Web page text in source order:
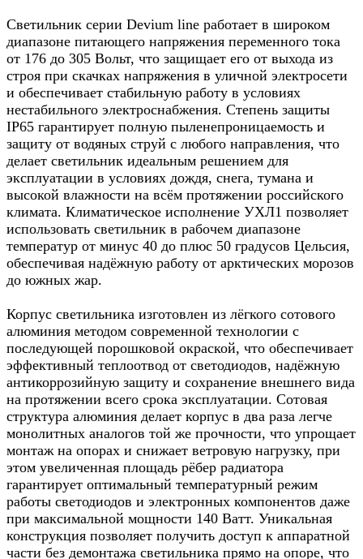
Светильник серии Devium line работает в широком
диапазоне питающего напряжения переменного тока
от 176 до 305 Вольт, что защищает его от выхода из
строя при скачках напряжения в уличной электросети
и обеспечивает стабильную работу в условиях
нестабильного электроснабжения. Степень защиты
IP65 гарантирует полную пыленепроницаемость и
защиту от водяных струй с любого направления, что
делает светильник идеальным решением для
эксплуатации в условиях дождя, снега, тумана и
высокой влажности на всём протяжении российского
климата. Климатическое исполнение УХЛ1 позволяет
использовать светильник в рабочем диапазоне
температур от минус 40 до плюс 50 градусов Цельсия,
обеспечивая надёжную работу от арктических морозов
до южных жар.​
Корпус светильника изготовлен из лёгкого сотового
алюминия методом современной технологии с
последующей порошковой окраской, что обеспечивает
эффективный теплоотвод от светодиодов, надёжную
антикоррозийную защиту и сохранение внешнего вида
на протяжении всего срока эксплуатации. Сотовая
структура алюминия делает корпус в два раза легче
монолитных аналогов той же прочности, что упрощает
монтаж на опорах и снижает ветровую нагрузку, при
этом увеличенная площадь рёбер радиатора
гарантирует оптимальный температурный режим
работы светодиодов и электронных компонентов даже
при максимальной мощности 140 Ватт. Уникальная
конструкция позволяет получить доступ к аппаратной
части без демонтажа светильника прямо на опоре, что